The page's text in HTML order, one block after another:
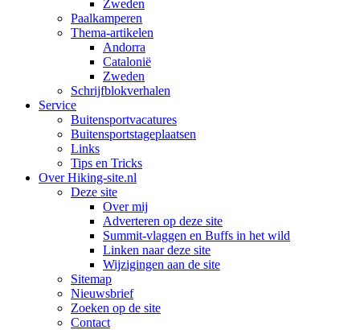
Zweden
Paalkamperen
Thema-artikelen
Andorra
Catalonië
Zweden
Schrijfblokverhalen
Service
Buitensportvacatures
Buitensportstageplaatsen
Links
Tips en Tricks
Over Hiking-site.nl
Deze site
Over mij
Adverteren op deze site
Summit-vlaggen en Buffs in het wild
Linken naar deze site
Wijzigingen aan de site
Sitemap
Nieuwsbrief
Zoeken op de site
Contact